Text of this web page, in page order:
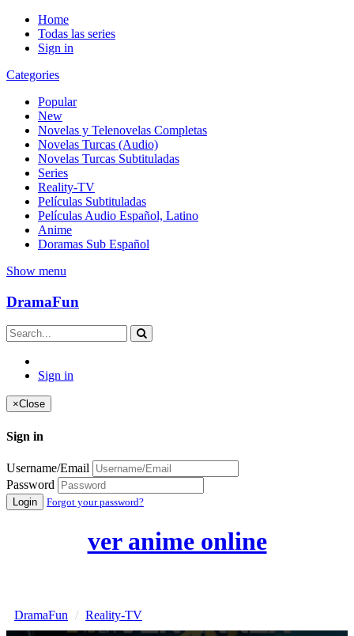
Home
Todas las series
Sign in
Categories
Popular
New
Novelas y Telenovelas Completas
Novelas Turcas (Audio)
Novelas Turcas Subtituladas
Series
Reality-TV
Películas Subtituladas
Películas Audio Español, Latino
Anime
Doramas Sub Español
Show menu
DramaFun
Sign in
×Close
Sign in
Username/Email
Password
Login Forgot your password?
ver anime online
DramaFun Reality-TV